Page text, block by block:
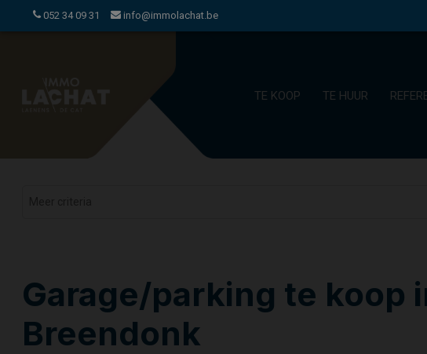
052 34 09 31 info@immolachat.be
TE KOOP TE HUUR
Garage/parking te koop
Breendonk